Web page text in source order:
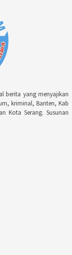
berita yang menyajikan
kriminal, Banten, Kab
Kota Serang. Susunan